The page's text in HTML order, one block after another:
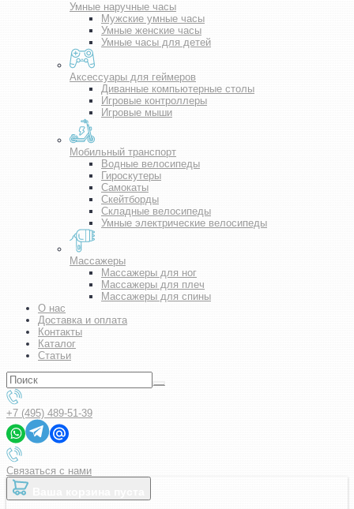
Умные наручные часы
Мужские умные часы
Умные женские часы
Умные часы для детей
Аксессуары для геймеров
Диванные компьютерные столы
Игровые контроллеры
Игровые мыши
Мобильный транспорт
Водные велосипеды
Гироскутеры
Самокаты
Скейтборды
Складные велосипеды
Умные электрические велосипеды
Массажеры
Массажеры для ног
Массажеры для плеч
Массажеры для спины
О нас
Доставка и оплата
Контакты
Каталог
Статьи
+7 (495) 489-51-39
Связаться с нами